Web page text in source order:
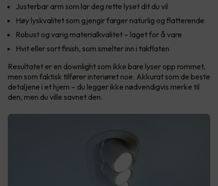
Justerbar arm som lar deg rette lyset dit du vil
Høy lyskvalitet som gjengir farger naturlig og flatterende
Robust og varig materialkvalitet – laget for å vare
Hvit eller sort finish, som smelter inn i takflaten
Resultatet er en downlight som ikke bare lyser opp rommet,
men som faktisk tilfører interiøret noe. Akkurat som de beste
detaljene i et hjem – du legger ikke nødvendigvis merke til
den, men du ville savnet den.